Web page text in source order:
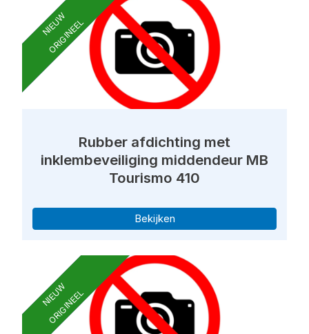
NIEUW
ORIGINEEL
Rubber afdichting met
inklembeveiliging middendeur MB
Tourismo 410
Bekijken
NIEUW
ORIGINEEL